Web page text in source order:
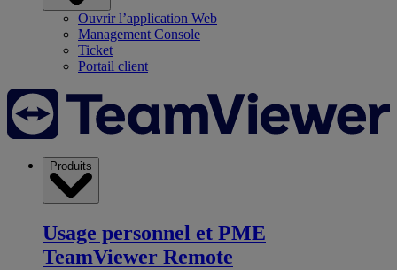
Ouvrir l’application Web
Management Console
Ticket
Portail client
Produits
Usage personnel et PME
TeamViewer Remote